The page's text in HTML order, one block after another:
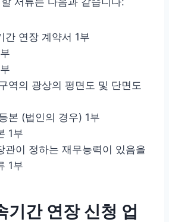
간 연장 계약서 1부
역의 광상의 평면도 및 단면도
본 (법인의 경우) 1부
1부
관이 정하는 재무능력이 있음을
1부
기간 연장 신청 업